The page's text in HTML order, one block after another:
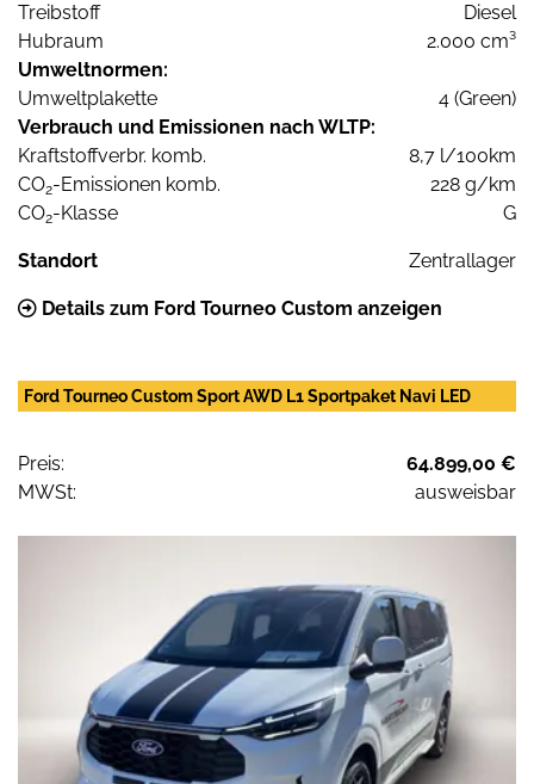
Treibstoff
Diesel
Hubraum
2.000 cm³
Umweltnormen:
Umweltplakette
4 (Green)
Verbrauch und Emissionen nach WLTP:
Kraftstoffverbr. komb.
8,7 l/100km
CO2-Emissionen komb.
228 g/km
CO2-Klasse G
Standort Zentrallager
Details zum Ford Tourneo Custom anzeigen
Ford Tourneo Custom Sport AWD L1 Sportpaket Navi LED
Preis:
64.899,00 €
MWSt:
ausweisbar